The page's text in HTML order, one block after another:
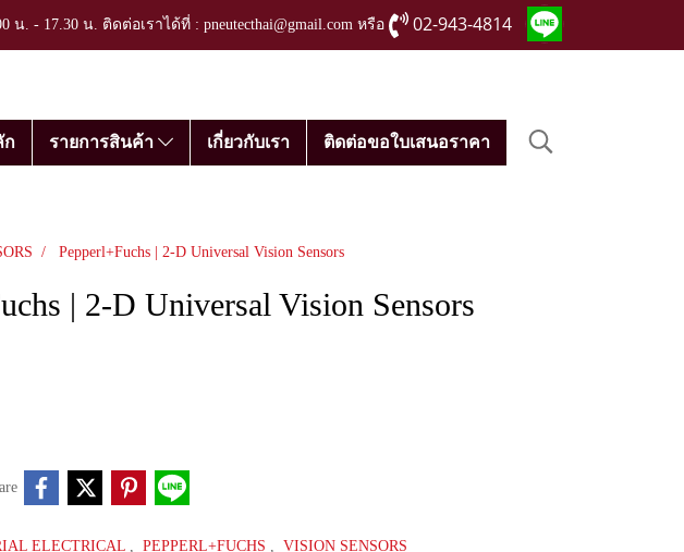
. - 17.30 น. ติดต่อเราได้ที่ : pneutecthai@gmail.com หรือ 02-943-4814
ก รายการสินค้า เกี่ยวกับเรา ติดต่อขอใบเสนอราคา
Pepperl+Fuchs | 2-D Universal Vision Sensors
| 2-D Universal Vision Sensors
ELECTRICAL , PEPPERL+FUCHS , VISION SENSORS